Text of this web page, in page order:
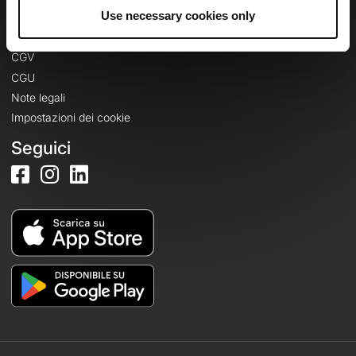
Use necessary cookies only
Informazioni legali
Informativa sulla privacy
CGV
CGU
Note legali
Impostazioni dei cookie
Seguici